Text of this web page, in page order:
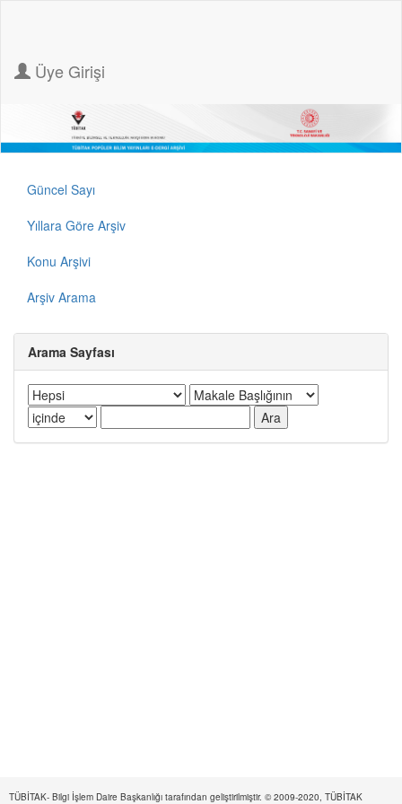
Üye Girişi
Güncel Sayı
Yıllara Göre Arşiv
Konu Arşivi
Arşiv Arama
Arama Sayfası
TÜBİTAK- Bilgi İşlem Daire Başkanlığı tarafından geliştirilmiştir. © 2009-2020, TÜBİTAK